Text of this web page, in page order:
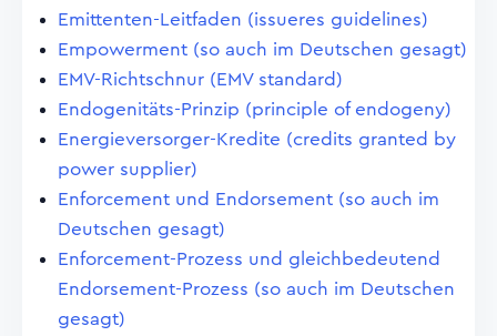
Emittenten-Leitfaden (issueres guidelines)
Empowerment (so auch im Deutschen gesagt)
EMV-Richtschnur (EMV standard)
Endogenitäts-Prinzip (principle of endogeny)
Energieversorger-Kredite (credits granted by
power supplier)
Enforcement und Endorsement (so auch im
Deutschen gesagt)
Enforcement-Prozess und gleichbedeutend
Endorsement-Prozess (so auch im Deutschen
gesagt)